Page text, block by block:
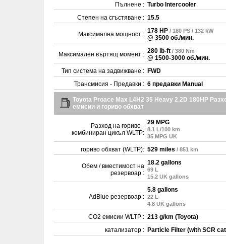
Пълнене : Turbo Intercooler
Степен на сгъстяване : 15.5
Максимална мощност : 178 HP / 180 PS / 132 kW
@ 3500 об./мин.
Максимален въртящ момент : 280 lb-ft / 380 Nm
@ 1500-3000 об./мин.
Тип система на задвижване : FWD
Трансмисия - Предавки : 6 предавки Manual
Toyota Proace Max L4H2 35 Heavy 2.2D 180HP
емисии и гориво обхват
Разход на гориво -
комбиниран цикъл WLTP:
29 MPG
8.1 L/100 km
35 MPG UK
гориво обхват (WLTP): 529 miles / 851 km
Обем / вместимост на
резервоар :
18.2 gallons
69 L
15.2 UK gallons
AdBlue резервоар :
5.8 gallons
22 L
4.8 UK gallons
CO2 емисии WLTP : 213 g/km (Toyota)
катализатор : Particle Filter (with SCR